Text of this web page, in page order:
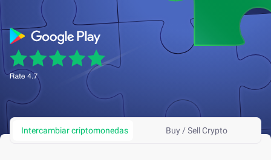
Intercambiar criptomonedas Buy / Sell Crypto